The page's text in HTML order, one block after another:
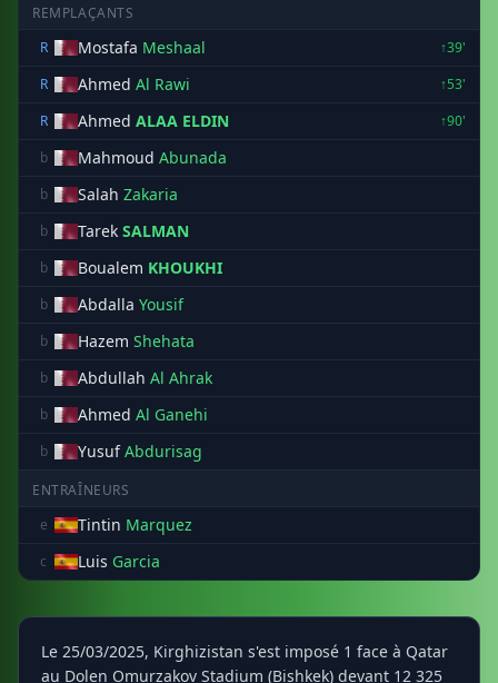
REMPLAÇANTS
R
Mostafa Meshaal
↑39'
R
Ahmed Al Rawi
↑53'
R
Ahmed ALAA ELDIN
↑90'
b
Mahmoud Abunada
b Salah Zakaria
b Tarek SALMAN
b Boualem KHOUKHI
b Abdalla Yousif
b Hazem Shehata
b Abdullah Al Ahrak
b Ahmed Al Ganehi
b YusufAbdurisag
ENTRAÎNEURS
e
Tintin Marquez
c Luis Garcia
Le 25/03/2025, Kirghizistan s'est imposé 1 face à Qatar
au Dolen Omurzakov Stadium (Bishkek) devant 12 325